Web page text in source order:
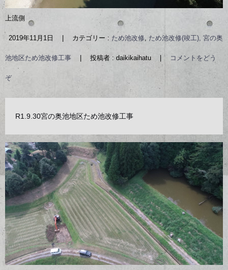
上流側
2019年11月1日 カテゴリー : ため池改修, ため池改修(竣工), 宮の奥
池地区ため池改修工事 投稿者 : daikikaihatu コメントをどう
ぞ
R1.9.30宮の奥池地区ため池改修工事